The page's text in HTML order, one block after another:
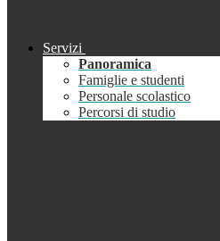
Servizi
Panoramica
Famiglie e studenti
Personale scolastico
Percorsi di studio